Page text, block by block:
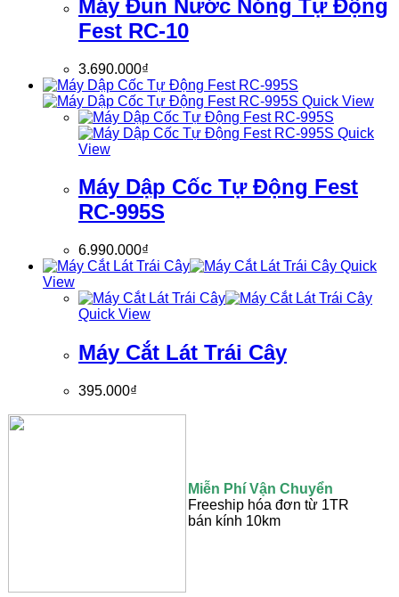
Máy Đun Nước Nóng Tự Động
Fest RC-10
3.690.000₫
Quick View
Quick
View
Máy Dập Cốc Tự Động Fest
RC-995S
6.990.000₫
Quick
View
Quick View
Máy Cắt Lát Trái Cây
395.000₫
Miễn Phí Vận Chuyển
Freeship hóa đơn từ 1TR
bán kính 10km